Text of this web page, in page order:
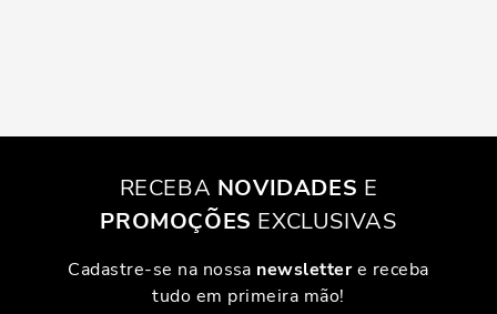
RECEBA NOVIDADES E
PROMOÇÕES EXCLUSIVAS
Cadastre-se na nossa newslettere receba
tudo em primeira mão!